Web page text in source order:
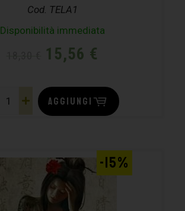
Cod. TELA1
Disponibilità immediata
15,56 €
AGGIUNGI
-15%